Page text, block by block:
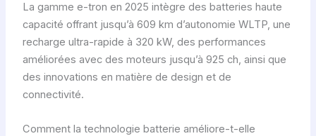
La gamme e-tron en 2025 intègre des batteries haute
capacité offrant jusqu’à 609 km d’autonomie WLTP, une
recharge ultra-rapide à 320 kW, des performances
améliorées avec des moteurs jusqu’à 925 ch, ainsi que
des innovations en matière de design et de
connectivité.
Comment la technologie batterie améliore-t-elle